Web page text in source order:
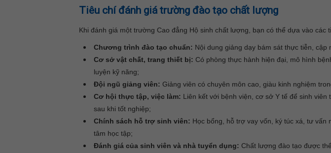
Tiêu chí đánh giá trường đào tạo chất lượng
Khi đánh giá một trường Cao đẳng Hộ sinh chất lượng, bạn có thể dựa vào các
Chương trình đào tạo chuẩn: Nội dung giảng dạy bám sát thực tiễn, cập
Cơ sở vật chất, trang thiết bị: Có phòng thực hành hiện đại, mô hình
luyện kỹ năng;
Đội ngũ giảng viên: Giảng viên có chuyên môn cao, giàu kinh nghiệm
Cơ hội thực tập, việc làm: Liên kết với bệnh viện, cơ sở Y tế để sinh viên
sau khi tốt nghiệp;
Chính sách hỗ trợ sinh viên: Học bổng, hỗ trợ vay vốn, ký túc xá, tư vấn
tâm học tập;
Đánh giá của sinh viên và nhà tuyển dụng: Chất lượng đào tạo được